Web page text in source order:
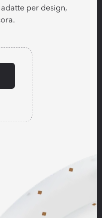
per design,